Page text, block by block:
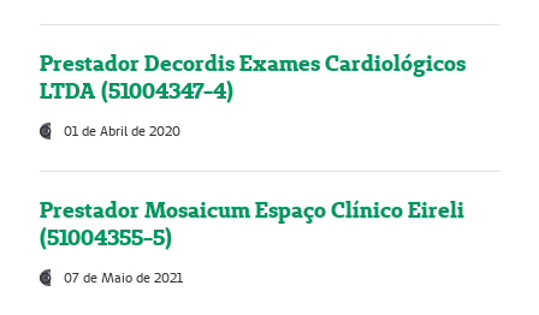
Prestador Decordis Exames Cardiológicos
LTDA (51004347-4)
01 de Abril de 2020
Prestador Mosaicum Espaço Clínico Eireli
(51004355-5)
07 de Maio de 2021